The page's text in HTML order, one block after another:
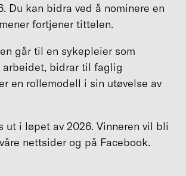
Du kan bidra ved å nominere en
fortjener tittelen.
går til en sykepleier som
arbeidet, bidrar til faglig
en rollemodell i sin utøvelse av
ut i løpet av 2026. Vinneren vil bli
nettsider og på Facebook.